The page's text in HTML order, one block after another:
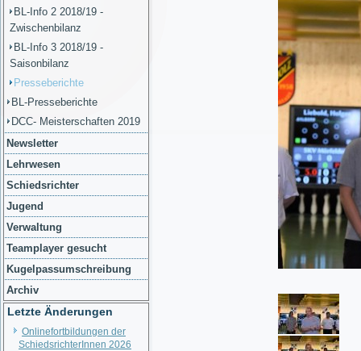
BL-Info 2 2018/19 -
Zwischenbilanz
BL-Info 3 2018/19 -
Saisonbilanz
Presseberichte
BL-Presseberichte
DCC- Meisterschaften 2019
Newsletter
Lehrwesen
Schiedsrichter
Jugend
Verwaltung
Teamplayer gesucht
Kugelpassumschreibung
Archiv
Letzte Änderungen
Onlinefortbildungen der
SchiedsrichterInnen 2026